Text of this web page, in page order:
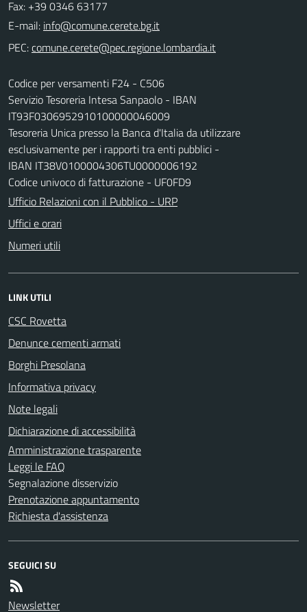
Fax: +39 0346 63177
E-mail:
PEC:
Codice per versamenti F24 - C506
Servizio Tesoreria Intesa Sanpaolo - IBAN
IT93F0306952910100000046009
Tesoreria Unica presso la Banca d'Italia da utilizzare
esclusivamente per i rapporti tra enti pubblici -
IBAN IT38V0100004306TU0000006192
Codice univoco di fatturazione - UF0FD9
Ufficio Relazioni con il Pubblico - URP
Uffici e orari
Numeri utili
LINK UTILI
CSC Rovetta
Denunce cementi armati
Borghi Presolana
Informativa privacy
Note legali
Dichiarazione di accessibilità
Amministrazione trasparente
Leggi le FAQ
Segnalazione disservizio
Prenotazione appuntamento
Richiesta d'assistenza
SEGUICI SU
Newsletter